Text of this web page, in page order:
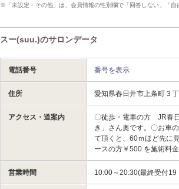
※「未設定・その他」は、会員情報の性別欄で「回答しない」「自
スー(suu.)のサロンデータ
電話番号 番号を表示
住所 愛知県春日井市上条町３
アクセス・道案内
〇徒歩・電車の方 JR春
き」さん奥です。〇お車
て頂くと、60ｍほど先に
ースの方￥500 を施術料
営業時間 10:00～20:30(最終受付19